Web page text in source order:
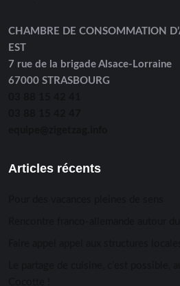
CHAMBRE DE CONSOMMATION
EST
7 rue de la brigade Alsace-Lorraine
67000 STRASBOURG
Articles récents